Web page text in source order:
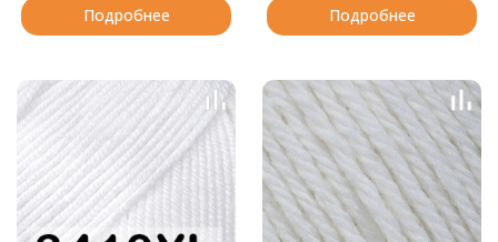
Подробнее Подробнее